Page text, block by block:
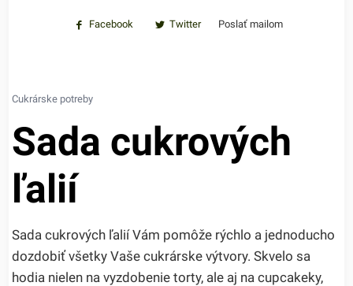
Facebook Twitter Poslať mailom
Cukrárske potreby
Sada cukrových
ľalií
Sada cukrových ľalií Vám pomôže rýchlo a jednoducho
dozdobiť všetky Vaše cukrárske výtvory. Skvelo sa
hodia nielen na vyzdobenie torty, ale aj na cupcakeky,